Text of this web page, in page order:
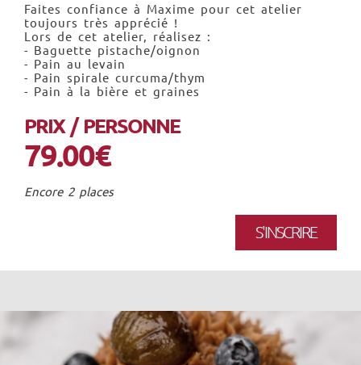
Faites confiance à Maxime pour cet atelier
toujours très apprécié !
Lors de cet atelier, réalisez :
- Baguette pistache/oignon
- Pain au levain
- Pain spirale curcuma/thym
- Pain à la bière et graines
PRIX / PERSONNE
79.00€
Encore 2 places
S'INSCRIRE